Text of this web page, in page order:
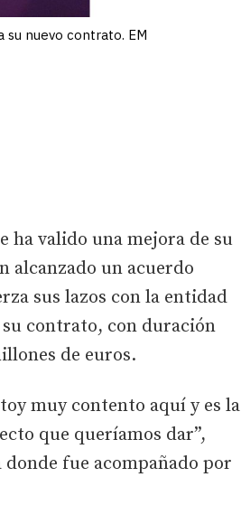
su nuevo contrato. EM
ha valido una mejora de su
alcanzado un acuerdo
sus lazos con la entidad
contrato, con duración
de euros.
muy contento aquí y es la
que queríamos dar”,
fue acompañado por